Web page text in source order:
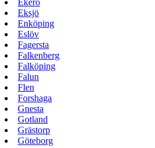
Ekerö
Eksjö
Enköping
Eslöv
Fagersta
Falkenberg
Falköping
Falun
Flen
Forshaga
Gnesta
Gotland
Grästorp
Göteborg